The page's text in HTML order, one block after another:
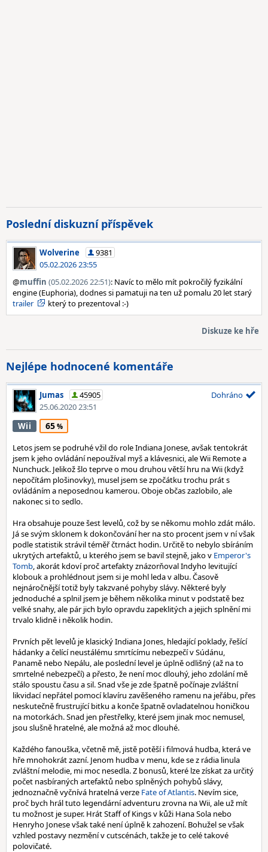
Poslední diskuzní příspěvek
Wolverine
9381
05.02.2026 23:55
@muffin (05.02.2026 22:51): Navíc to mělo mít pokročilý fyzikální
engine (Euphoria), dodnes si pamatuji na ten už pomalu 20 let starý
trailer
který to prezentoval :-)
Diskuze ke hře
Nejlépe hodnocené komentáře
Jumas
45905
25.06.2020 23:51
Dohráno
Wii 65
Letos jsem se podruhé vžil do role Indiana Jonese, avšak tentokrát
jsem k jeho ovládání nepoužíval myš a klávesnici, ale Wii Remote a
Nunchuck. Jelikož šlo teprve o mou druhou větší hru na Wii (když
nepočítám plošinovky), musel jsem se zpočátku trochu prát s
ovládáním a neposednou kamerou. Oboje občas zazlobilo, ale
nakonec si to sedlo.
Hra obsahuje pouze šest levelů, což by se někomu mohlo zdát málo.
Já se svým sklonem k dokončování her na sto procent jsem v ní však
podle statistik strávil téměř čtrnáct hodin. Určitě to nebylo sbíráním
ukrytých artefaktů, u kterého jsem se bavil stejně, jako v Emperor's
Tomb, akorát kdoví proč artefakty znázorňoval Indyho levitující
klobouk a prohlédnout jsem si je mohl leda v albu. Časově
nejnáročnější totiž byly takzvané pohyby slávy. Některé byly
jednoduché a splnil jsem je během několika minut v podstatě bez
velké snahy, ale pár jich bylo opravdu zapeklitých a jejich splnění mi
trvalo klidně i několik hodin.
Prvních pět levelů je klasický Indiana Jones, hledající poklady, řešící
hádanky a čelící neustálému smrtícímu nebezpečí v Súdánu,
Panamě nebo Nepálu, ale poslední level je úplně odlišný (až na to
smrtelné nebezpečí) a přesto, že není moc dlouhý, jeho zdolání mě
stálo spoustu času a sil. Snad vše je zde špatně počínaje zvláštní
likvidací nepřátel pomocí klavíru zavěšeného ramenu na jeřábu, přes
neskutečně frustrující bitku a konče špatně ovladatelnou honičkou
na motorkách. Snad jen přestřelky, které jsem jinak moc nemusel,
jsou slušně hratelné, ale možná až moc dlouhé.
Každého fanouška, včetně mě, jistě potěší i filmová hudba, která ve
hře mnohokrát zazní. Jenom hudba v menu, kde se z rádia linula
zvláštní melodie, mi moc nesedla. Z bonusů, které lze získat za určitý
počet nasbíraných artefaktů nebo splněných pohybů slávy,
jednoznačně vyčnívá hratelná verze Fate of Atlantis. Nevím sice,
proč bych hrál tuto legendární adventuru zrovna na Wii, ale už mít
tu možnost je super. Hrát Staff of Kings v kůži Hana Sola nebo
Henryho Jonese však také není úplně k zahození. Bohužel se však
vzhled postavy nezmění v cutscénách, takže je to celé takové
polovičaté.